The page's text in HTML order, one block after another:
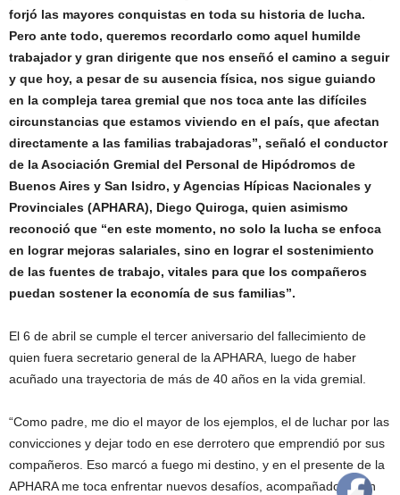
forjó las mayores conquistas en toda su historia de lucha.
Pero ante todo, queremos recordarlo como aquel humilde
trabajador y gran dirigente que nos enseñó el camino a seguir
y que hoy, a pesar de su ausencia física, nos sigue guiando
en la compleja tarea gremial que nos toca ante las difíciles
circunstancias que estamos viviendo en el país, que afectan
directamente a las familias trabajadoras”, señaló el conductor
de la Asociación Gremial del Personal de Hipódromos de
Buenos Aires y San Isidro, y Agencias Hípicas Nacionales y
Provinciales (APHARA), Diego Quiroga, quien asimismo
reconoció que “en este momento, no solo la lucha se enfoca
en lograr mejoras salariales, sino en lograr el sostenimiento
de las fuentes de trabajo, vitales para que los compañeros
puedan sostener la economía de sus familias”.
El 6 de abril se cumple el tercer aniversario del fallecimiento de
quien fuera secretario general de la APHARA, luego de haber
acuñado una trayectoria de más de 40 años en la vida gremial.
“Como padre, me dio el mayor de los ejemplos, el de luchar por las
convicciones y dejar todo en ese derrotero que emprendió por sus
compañeros. Eso marcó a fuego mi destino, y en el presente de la
APHARA me toca enfrentar nuevos desafíos, acompañado de un